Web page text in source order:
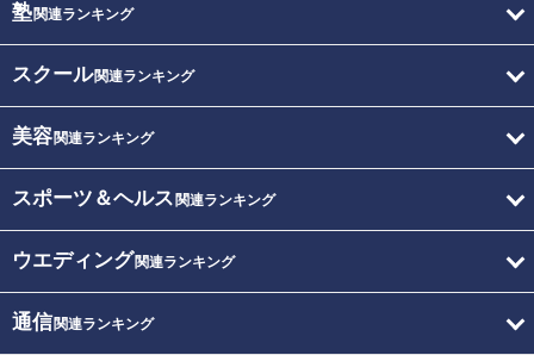
塾関連ランキング
スクール関連ランキング
美容関連ランキング
スポーツ＆ヘルス 関連ランキング
ウエディング関連ランキング
通信関連ランキング